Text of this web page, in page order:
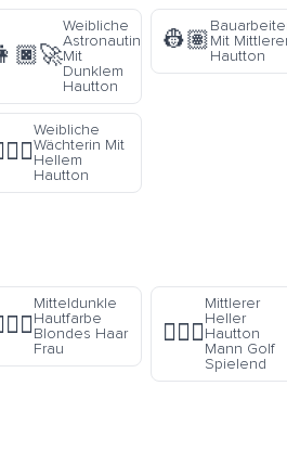
Weibliche
Astronautin
Mit
Dunklem
Hautton
👷🏽Mit
Hautton
Weibliche
Wächterin Mit
Hellem
Hautton
Mitteldunkle
Hautfarbe
Blondes Haar
Frau
🏌🏼‍♂️
Mittlerer
Heller
Hautton
Mann Golf
Spielend